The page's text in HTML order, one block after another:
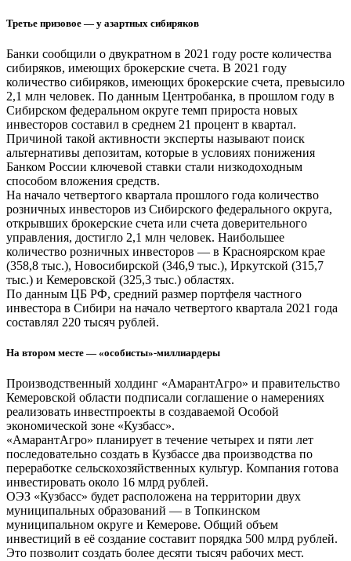
Третье призовое — у азартных сибиряков
Банки сообщили о двукратном в 2021 году росте количества
сибиряков, имеющих брокерские счета. В 2021 году
количество сибиряков, имеющих брокерские счета, превысило
2,1 млн человек. По данным Центробанка, в прошлом году в
Сибирском федеральном округе темп прироста новых
инвесторов составил в среднем 21 процент в квартал.
Причиной такой активности эксперты называют поиск
альтернативы депозитам, которые в условиях понижения
Банком России ключевой ставки стали низкодоходным
способом вложения средств.
На начало четвертого квартала прошлого года количество
розничных инвесторов из Сибирского федерального округа,
открывших брокерские счета или счета доверительного
управления, достигло 2,1 млн человек. Наибольшее
количество розничных инвесторов — в Красноярском крае
(358,8 тыс.), Новосибирской (346,9 тыс.), Иркутской (315,7
тыс.) и Кемеровской (325,3 тыс.) областях.
По данным ЦБ РФ, средний размер портфеля частного
инвестора в Сибири на начало четвертого квартала 2021 года
составлял 220 тысяч рублей.
На втором месте — «особисты»-миллиардеры
Производственный холдинг «АмарантАгро» и правительство
Кемеровской области подписали соглашение о намерениях
реализовать инвестпроекты в создаваемой Особой
экономической зоне «Кузбасс».
«АмарантАгро» планирует в течение четырех и пяти лет
последовательно создать в Кузбассе два производства по
переработке сельскохозяйственных культур. Компания готова
инвестировать около 16 млрд рублей.
ОЭЗ «Кузбасс» будет расположена на территории двух
муниципальных образований — в Топкинском
муниципальном округе и Кемерове. Общий объем
инвестиций в её создание составит порядка 500 млрд рублей.
Это позволит создать более десяти тысяч рабочих мест.